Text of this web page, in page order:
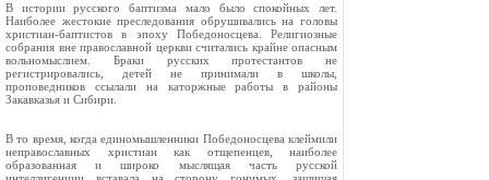
В истории русского баптизма мало было спокойных лет.
Наиболее жестокие преследования обрушивались на головы
христиан-баптистов в эпоху Победоносцева. Религиозные
собрания вне православной церкви считались крайне опасным
вольномыслием. Браки русских протестантов не
регистрировались, детей не принимали в школы,
проповедников ссылали на каторжные работы в районы
Закавказья и Сибири.
В то время, когда единомышленники Победоносцева клеймили
неправославных христиан как отщепенцев, наиболее
образованная и широко мыслящая часть русской